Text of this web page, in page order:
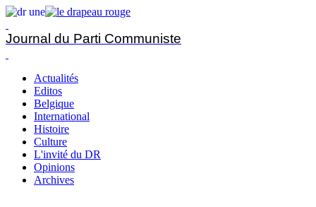
Journal du Parti Communiste
Actualités
Editos
Belgique
International
Histoire
Culture
L'invité du DR
Opinions
Archives